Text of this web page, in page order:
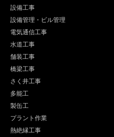
設備工事
設備管理・ビル管理
電気通信工事
水道工事
舗装工事
橋梁工事
さく井工事
多能工
製缶工
プラント作業
熱絶縁工事